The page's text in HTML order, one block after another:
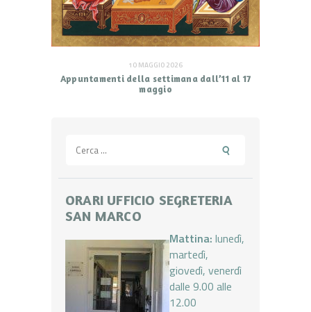
10 MAGGIO 2026
Appuntamenti della settimana dall’11 al 17
maggio
per:
ORARI UFFICIO SEGRETERIA
SAN MARCO
Mattina: lunedì,
martedì,
giovedì, venerdì
dalle 9.00 alle
12.00